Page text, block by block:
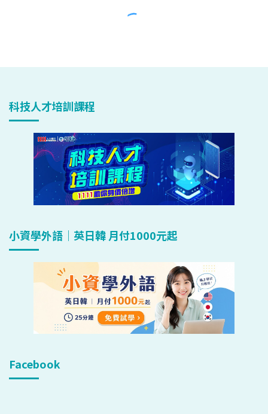
科技人才培訓課程
小資學外語｜英日韓 月付1000元起
Facebook